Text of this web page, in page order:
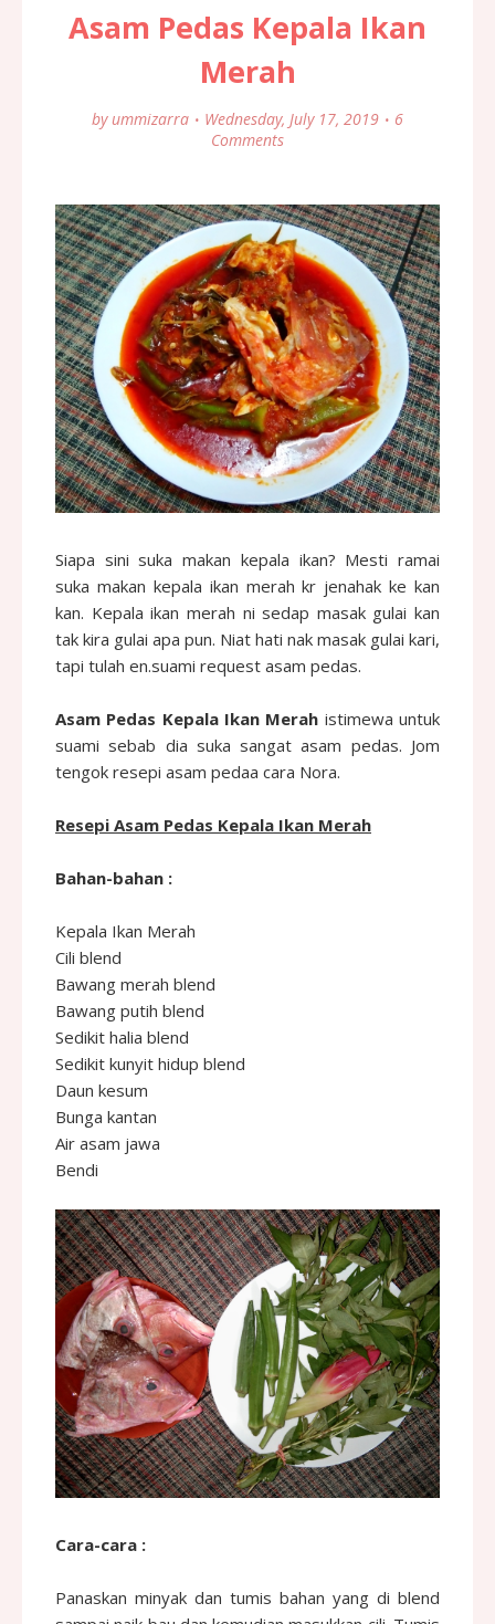
Asam Pedas Kepala Ikan
Merah
by ummizarra Wednesday, July 17, 2019
6
Comments
Siapa sini suka makan kepala ikan? Mesti ramai
suka makan kepala ikan merah kr jenahak ke kan
kan. Kepala ikan merah ni sedap masak gulai kan
tak kira gulai apa pun. Niat hati nak masak gulai kari,
tapi tulah en.suami request asam pedas.
Asam Pedas Kepala Ikan Merah istimewa untuk
suami sebab dia suka sangat asam pedas. Jom
tengok resepi asam pedaa cara Nora.
Resepi Asam Pedas Kepala Ikan Merah
Bahan-bahan :
Kepala Ikan Merah
Cili blend
Bawang merah blend
Bawang putih blend
Sedikit halia blend
Sedikit kunyit hidup blend
Daun kesum
Bunga kantan
Air asam jawa
Bendi
Cara-cara :
Panaskan minyak dan tumis bahan yang di blend